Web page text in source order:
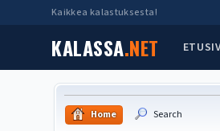
Kaikkea kalastuksesta!
KALASSA.NET
Home Search